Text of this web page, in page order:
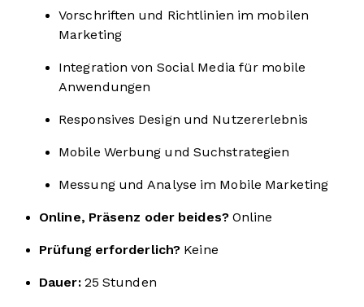
Vorschriften und Richtlinien im mobilen
Marketing
Integration von Social Media für mobile
Anwendungen
Responsives Design und Nutzererlebnis
Mobile Werbung und Suchstrategien
Messung und Analyse im Mobile Marketing
Online, Präsenz oder beides? Online
Prüfung erforderlich? Keine
Dauer: 25 Stunden